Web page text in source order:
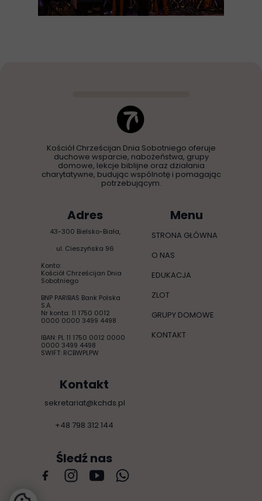
Kościół Chrześcijan Dnia Sobotniego oferuje
duchowe wsparcie, nabożeństwa, grupy
domowe, lekcje biblijne oraz działania
charytatywne, budując wspólnotę i pomagając
potrzebującym.
Śledź nas
Menu
STRONA GŁÓWNA
O NAS
EDUKACJA
ZLOT
GRUPY DOMOWE
KONTAKT
Adres
43-300 Bielsko-Biała,
ul. Cieszyńska 96
Konto:
Kościół Chrześcijan Dnia
Sobotniego
BNP PARIBAS Bank Polska
S.A.
Nr konta: 11 1750 0012
0000 0000 3499 4498
IBAN: PL 11 1750 0012 0000
0000 3499 4498
SWIFT: RCBWPLPW
Kontakt
+48 798 312 144
sekretariat@kchds.pl